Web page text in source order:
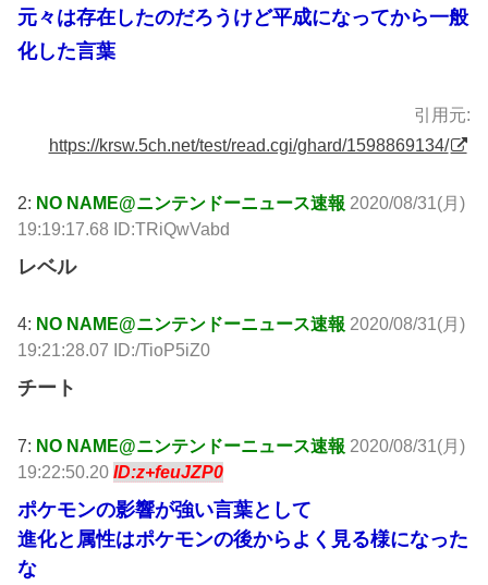
元々は存在したのだろうけど平成になってから一般
化した言葉
引用元:
https://krsw.5ch.net/test/read.cgi/ghard/1598869134/
2: NO NAME@ニンテンドーニュース速報 2020/08/31(月)
19:19:17.68 ID:TRiQwVabd
レベル
4: NO NAME@ニンテンドーニュース速報 2020/08/31(月)
19:21:28.07 ID:/TioP5iZ0
チート
7: NO NAME@ニンテンドーニュース速報 2020/08/31(月)
19:22:50.20ID:z+feuJZP0
ポケモンの影響が強い言葉として
進化と属性はポケモンの後からよく見る様になった
な